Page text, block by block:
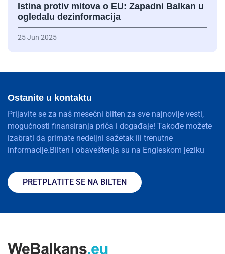
Istina protiv mitova o EU: Zapadni Balkan u
ogledalu dezinformacija
25 Jun 2025
Ostanite u kontaktu
Prijavite se za naš mesečni bilten za sve najnovije vesti,
mogućnosti finansiranja priča i događaje! Takođe možete
izabrati da primate nedeljni sažetak ili trenutne
informacije.Bilten i obaveštenja su na Engleskom jeziku
PRETPLATITE SE NA BILTEN